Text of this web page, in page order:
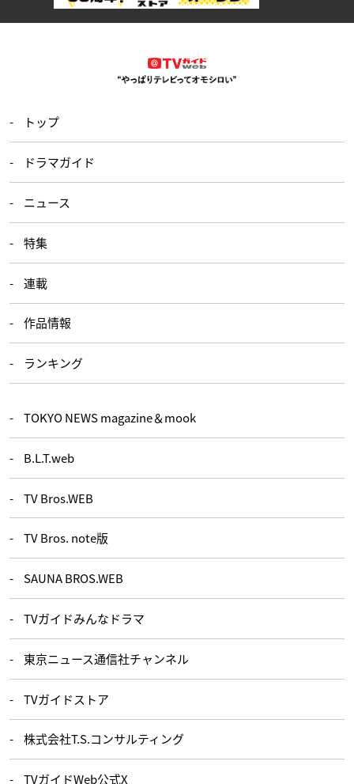
トップ
ドラマガイド
ニュース
特集
連載
作品情報
ランキング
TOKYO NEWS magazine＆mook
B.L.T.web
TV Bros.WEB
TV Bros. note版
SAUNA BROS.WEB
TVガイドみんなドラマ
東京ニュース通信社チャンネル
TVガイドストア
株式会社T.S.コンサルティング
TVガイドWeb公式X